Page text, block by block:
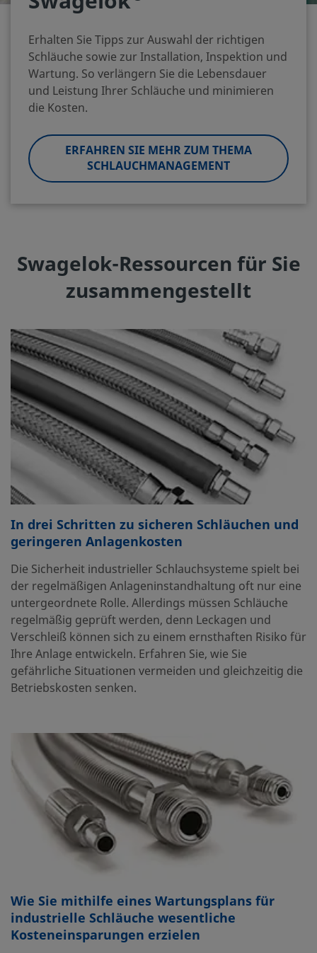
Erhalten Sie Tipps zur Auswahl der richtigen
Schläuche sowie zur Installation, Inspektion und
Wartung. So verlängern Sie die Lebensdauer
und Leistung Ihrer Schläuche und minimieren
die Kosten.
ERFAHREN SIE MEHR ZUM THEMA
SCHLAUCHMANAGEMENT
Swagelok-Ressourcen für Sie
zusammengestellt
In drei Schritten zu sicheren Schläuchen und
geringeren Anlagenkosten
Die Sicherheit industrieller Schlauchsysteme spielt bei
der regelmäßigen Anlageninstandhaltung oft nur eine
untergeordnete Rolle. Allerdings müssen Schläuche
regelmäßig geprüft werden, denn Leckagen und
Verschleiß können sich zu einem ernsthaften Risiko für
Ihre Anlage entwickeln. Erfahren Sie, wie Sie
gefährliche Situationen vermeiden und gleichzeitig die
Betriebskosten senken.
Wie Sie mithilfe eines Wartungsplans für
industrielle Schläuche wesentliche
Kosteneinsparungen erzielen